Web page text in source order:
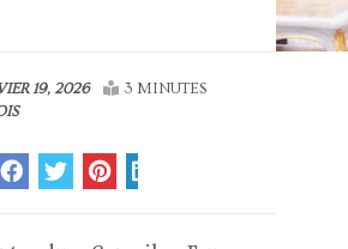
19, 2026
3 MINUTES